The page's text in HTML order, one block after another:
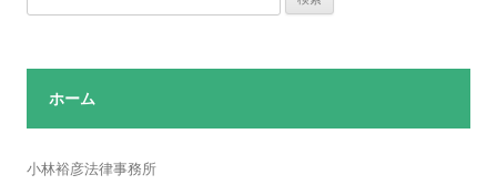
索:
ホーム
小林裕彦法律事務所